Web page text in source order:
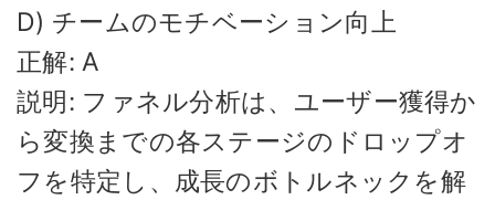
D) チームのモチベーション向上
正解: A
説明: ファネル分析は、ユーザー獲得か
ら変換までの各ステージのドロップオ
フを特定し、成長のボトルネックを解